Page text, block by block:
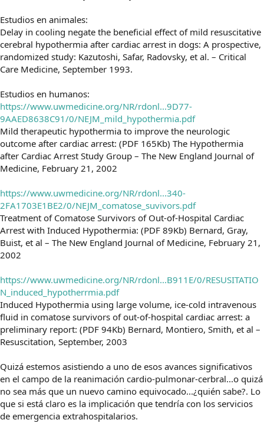
Estudios en animales:
Delay in cooling negate the beneficial effect of mild resuscitative
cerebral hypothermia after cardiac arrest in dogs: A prospective,
randomized study: Kazutoshi, Safar, Radovsky, et al. – Critical
Care Medicine, September 1993.
Estudios en humanos:
https://www.uwmedicine.org/NR/rdonl...9D77-
9AAED8638C91/0/NEJM_mild_hypothermia.pdf
Mild therapeutic hypothermia to improve the neurologic
outcome after cardiac arrest: (PDF 165Kb) The Hypothermia
after Cardiac Arrest Study Group – The New England Journal of
Medicine, February 21, 2002
https://www.uwmedicine.org/NR/rdonl...340-
2FA1703E1BE2/0/NEJM_comatose_suvivors.pdf
Treatment of Comatose Survivors of Out-of-Hospital Cardiac
Arrest with Induced Hypothermia: (PDF 89Kb) Bernard, Gray,
Buist, et al – The New England Journal of Medicine, February 21,
2002
https://www.uwmedicine.org/NR/rdonl...B911E/0/RESUSITATIO
N_induced_hypotherrmia.pdf
Induced Hypothermia using large volume, ice-cold intravenous
fluid in comatose survivors of out-of-hospital cardiac arrest: a
preliminary report: (PDF 94Kb) Bernard, Montiero, Smith, et al –
Resuscitation, September, 2003
Quizá estemos asistiendo a uno de esos avances significativos
en el campo de la reanimación cardio-pulmonar-cerbral...o quizá
no sea más que un nuevo camino equivocado...¿quién sabe?. Lo
que si está claro es la implicación que tendría con los servicios
de emergencia extrahospitalarios.